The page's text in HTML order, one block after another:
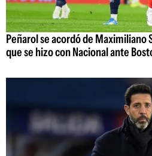
Peñarol se acordó de Maximiliano
que se hizo con Nacional ante